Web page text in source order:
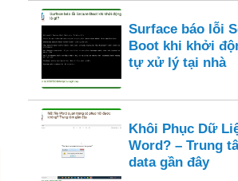
Surface báo lỗi
Boot khi khởi
tự xử lý tại nhà
Khôi Phục Dữ
Word? – Trung
data gần đây